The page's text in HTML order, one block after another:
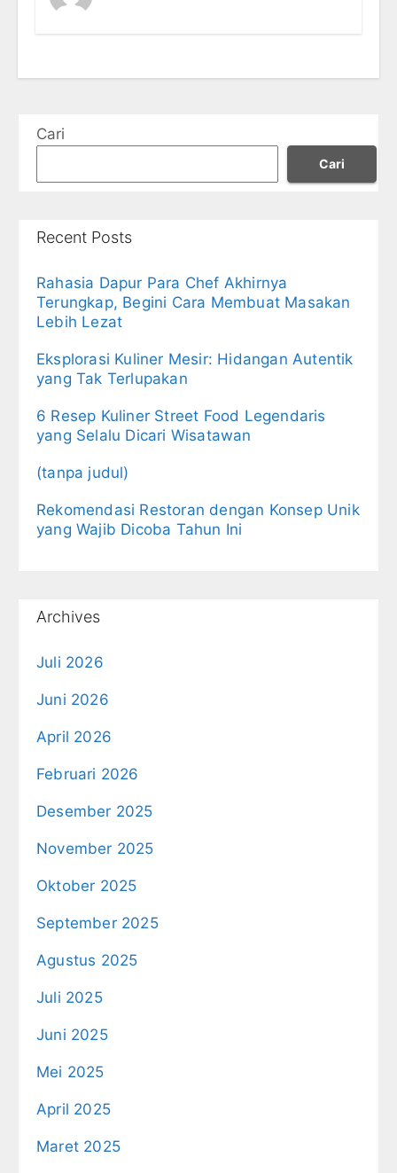
Cari
Cari
Recent Posts
Rahasia Dapur Para Chef Akhirnya
Terungkap, Begini Cara Membuat Masakan
Lebih Lezat
Eksplorasi Kuliner Mesir: Hidangan Autentik
yang Tak Terlupakan
6 Resep Kuliner Street Food Legendaris
yang Selalu Dicari Wisatawan
(tanpa judul)
Rekomendasi Restoran dengan Konsep Unik
yang Wajib Dicoba Tahun Ini
Archives
Juli 2026
Juni 2026
April 2026
Februari 2026
Desember 2025
November 2025
Oktober 2025
September 2025
Agustus 2025
Juli 2025
Juni 2025
Mei 2025
April 2025
Maret 2025